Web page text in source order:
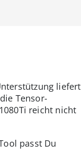
liefert
Tensor-
reicht nicht
passt Du